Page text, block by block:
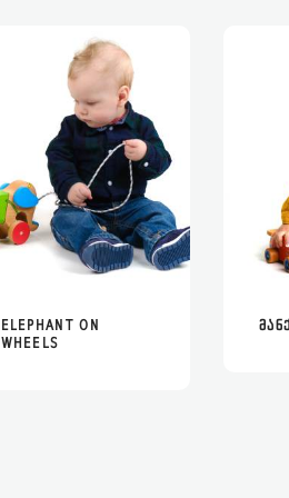
MORE
READ MORE
ELEPHANT ON
WHEELS